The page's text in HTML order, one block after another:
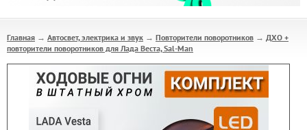
Главная → Автосвет, электрика и звук → Повторители поворотников → ДХО +
повторители поворотников для Лада Веста, Sal-Man